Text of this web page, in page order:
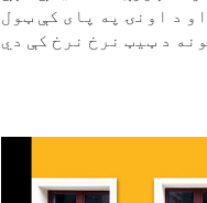
د اونۍ په پای کې ټول